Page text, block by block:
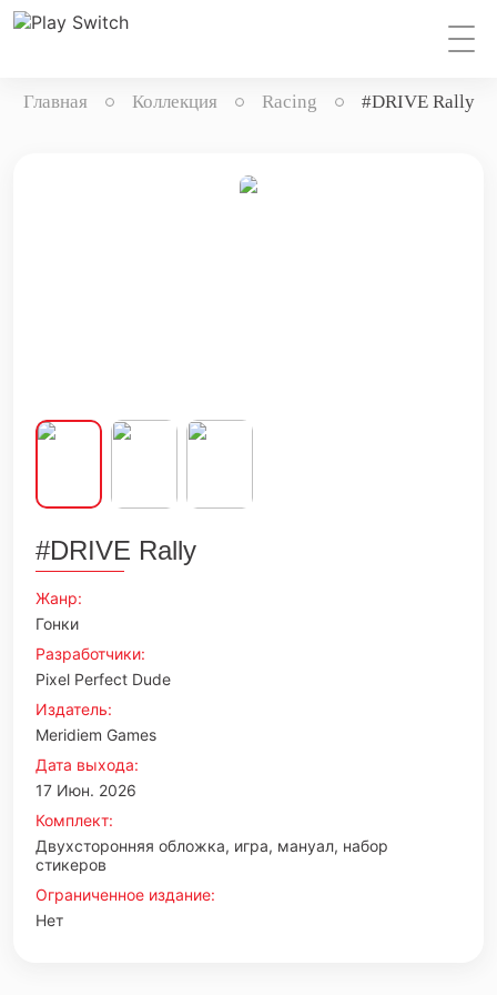
Главная Коллекция Racing #DRIVE Rally
#DRIVE Rally
Жанр:
Гонки
Разработчики:
Pixel Perfect Dude
Издатель:
Meridiem Games
Дата выхода:
17 Июн. 2026
Комплект:
Двухсторонняя обложка, игра, мануал, набор
стикеров
Ограниченное издание:
Нет